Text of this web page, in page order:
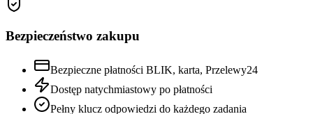
Bezpieczeństwo zakupu
Bezpieczne płatności BLIK, karta, Przelewy24
Dostęp natychmiastowy po płatności
Pełny klucz odpowiedzi do każdego zadania